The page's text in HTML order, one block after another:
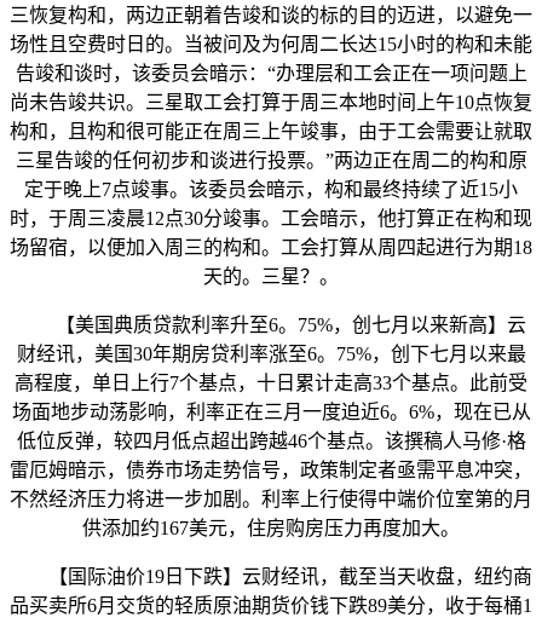
三恢复构和，两边正朝着告竣和谈的标的目的迈进，以避免一
场性且空费时日的。当被问及为何周二长达15小时的构和未能
告竣和谈时，该委员会暗示：“办理层和工会正在一项问题上
尚未告竣共识。三星取工会打算于周三本地时间上午10点恢复
构和，且构和很可能正在周三上午竣事，由于工会需要让就取
三星告竣的任何初步和谈进行投票。”两边正在周二的构和原
定于晚上7点竣事。该委员会暗示，构和最终持续了近15小
时，于周三凌晨12点30分竣事。工会暗示，他打算正在构和现
场留宿，以便加入周三的构和。工会打算从周四起进行为期18
天的。三星？。
【美国典质贷款利率升至6。75%，创七月以来新高】云
财经讯，美国30年期房贷利率涨至6。75%，创下七月以来最
高程度，单日上行7个基点，十日累计走高33个基点。此前受
场面地步动荡影响，利率正在三月一度迫近6。6%，现在已从
低位反弹，较四月低点超出跨越46个基点。该撰稿人马修·格
雷厄姆暗示，债券市场走势信号，政策制定者亟需平息冲突，
不然经济压力将进一步加剧。利率上行使得中端价位室第的月
供添加约167美元，住房购房压力再度加大。
【国际油价19日下跌】云财经讯，截至当天收盘，纽约商
品买卖所6月交货的轻质原油期货价钱下跌89美分，收于每桶1